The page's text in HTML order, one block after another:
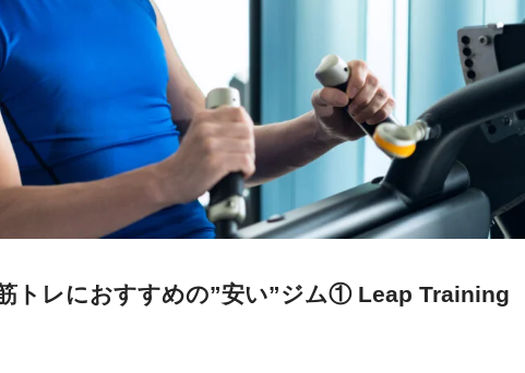
トレにおすすめの”安い”ジム① Leap Training